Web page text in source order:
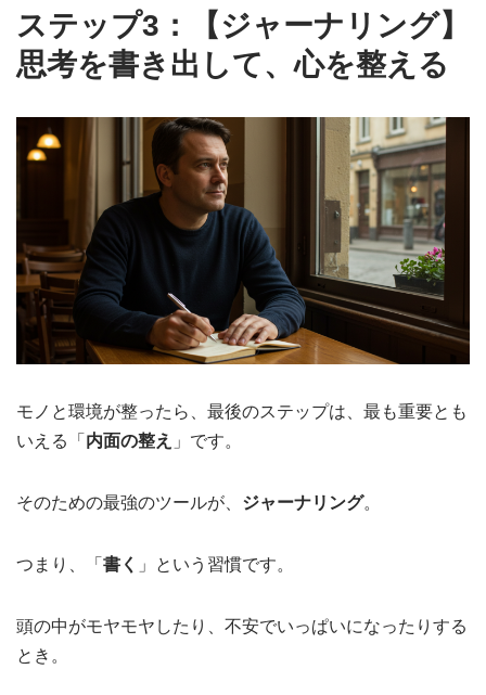
ステップ3：【ジャーナリング】
思考を書き出して、心を整える
モノと環境が整ったら、最後のステップは、最も重要とも
いえる「 内面の整え 」です。
そのための最強のツールが、 ジャーナリング。
つまり、「 書く 」という習慣です。
頭の中がモヤモヤしたり、不安でいっぱいになったりする
とき。